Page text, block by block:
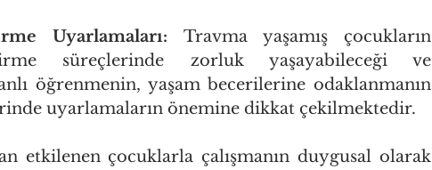
Uyarlamaları: Travma yaşamış çocukların
süreçlerinde zorluk yaşayabileceği ve
öğrenmenin, yaşam becerilerine odaklanmanın
uyarlamaların önemine dikkat çekilmektedir.
etkilenen çocuklarla çalışmanın duygusal olarak